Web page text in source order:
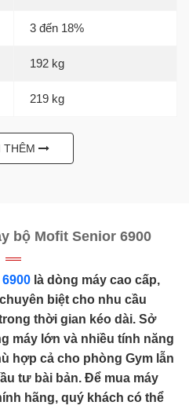
3 đến 18%
192 kg
219 kg
THÊM
bộ Mofit Senior 6900
là dòng máy cao cấp,
biệt cho nhu cầu
thời gian kéo dài. Sở
máy lớn và nhiều tính năng
hợp cả cho phòng Gym lẫn
tư bài bản. Để mua máy
hãng, quý khách có thể